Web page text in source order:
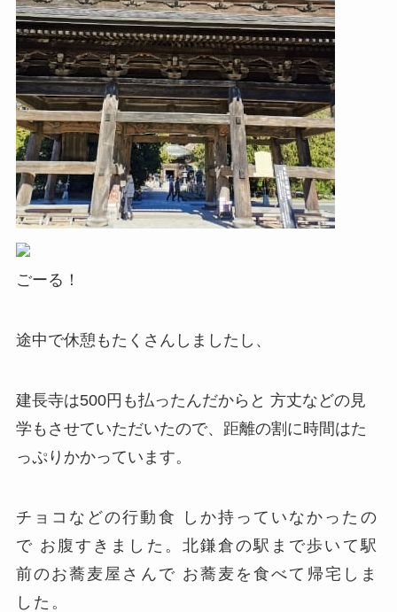
ごーる！
途中で休憩もたくさんしましたし、
建長寺は500円も払ったんだからと 方丈などの見
学もさせていただいたので、距離の割に時間はた
っぷりかかっています。
チョコなどの行動食 しか持っていなかったの
で お腹すきました。 北鎌倉の駅まで歩いて駅
前のお蕎麦屋さんで お蕎麦を食べて帰宅しま
した。